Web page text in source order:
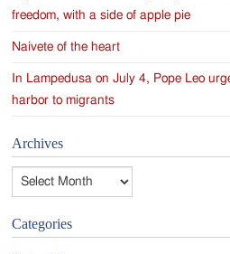
freedom, with a side of apple pie
Naivete of the heart
In Lampedusa on July 4, Pope Leo
harbor to migrants
Archives
Categories